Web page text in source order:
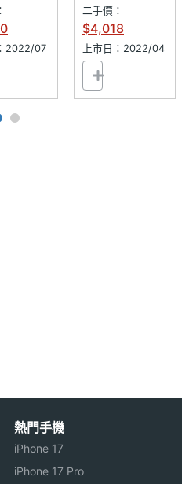
2300(n40),
2600(n7),
2022/07
二手價：
$4,018
上市日：2022/04
熱門手機
iPhone 17
iPhone 17 Pro